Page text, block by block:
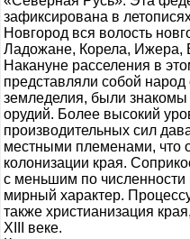
зафиксирована в
Новгород вся волость
Ладожане, Корела, Ижера,
Накануне расселения в
представляли собой
земледелия, были
орудий. Более высокий
производительных сил
местными племенами, что
колонизации края.
с меньшим по
мирный характер.
также христианизация
XIII веке.